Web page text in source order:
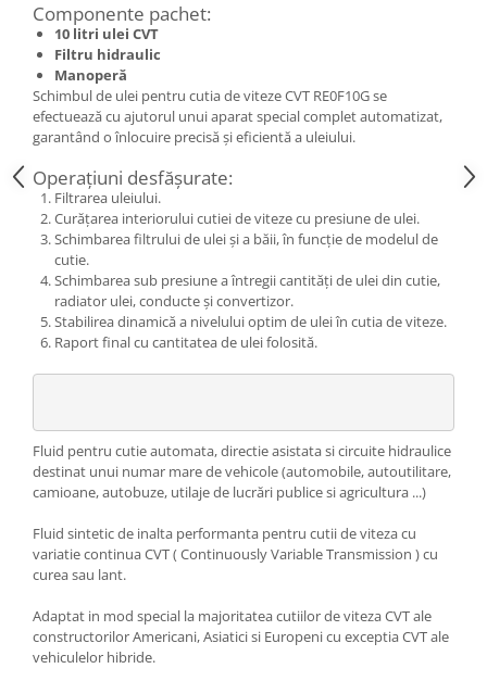
Componente pachet:
10 litri ulei CVT
Filtru hidraulic
Manoperă
Schimbul de ulei pentru cutia de viteze CVT RE0F10G se
efectuează cu ajutorul unui aparat special complet automatizat,
garantând o înlocuire precisă și eficientă a uleiului.
Operațiuni desfășurate:
Filtrarea uleiului.
Curățarea interiorului cutiei de viteze cu presiune de ulei.
Schimbarea filtrului de ulei și a băii, în funcție de modelul de
cutie.
Schimbarea sub presiune a întregii cantități de ulei din cutie,
radiator ulei, conducte și convertizor.
Stabilirea dinamică a nivelului optim de ulei în cutia de viteze.
Raport final cu cantitatea de ulei folosită.
Fluid pentru cutie automata, directie asistata si circuite hidraulice
destinat unui numar mare de vehicole (automobile, autoutilitare,
camioane, autobuze, utilaje de lucrări publice si agricultura ...)
Fluid sintetic de inalta performanta pentru cutii de viteza cu
variatie continua CVT ( Continuously Variable Transmission ) cu
curea sau lant.
Adaptat in mod special la majoritatea cutiilor de viteza CVT ale
constructorilor Americani, Asiatici si Europeni cu exceptia CVT ale
vehiculelor hibride.